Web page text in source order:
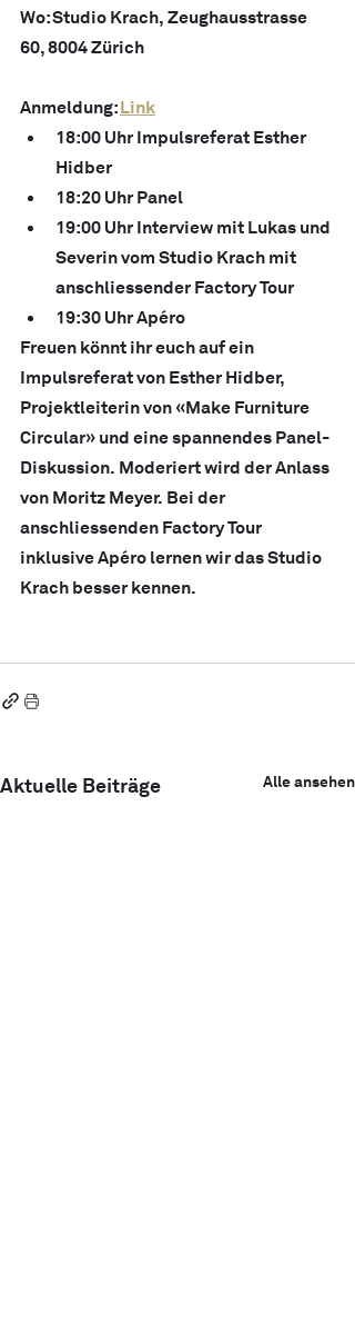
Wo: Studio Krach, Zeughausstrasse
60, 8004 Zürich
Anmeldung: Link
18:00 Uhr Impulsreferat Esther
Hidber
18:20 Uhr Panel
19:00 Uhr Interview mit Lukas und
Severin vom Studio Krach mit
anschliessender Factory Tour
19:30 Uhr Apéro
Freuen könnt ihr euch auf ein
Impulsreferat von Esther Hidber,
Projektleiterin von «Make Furniture
Circular» und eine spannendes Panel-
Diskussion. Moderiert wird der Anlass
von Moritz Meyer. Bei der
anschliessenden Factory Tour
inklusive Apéro lernen wir das Studio
Krach besser kennen.
Aktuelle Beiträge Alle ansehen